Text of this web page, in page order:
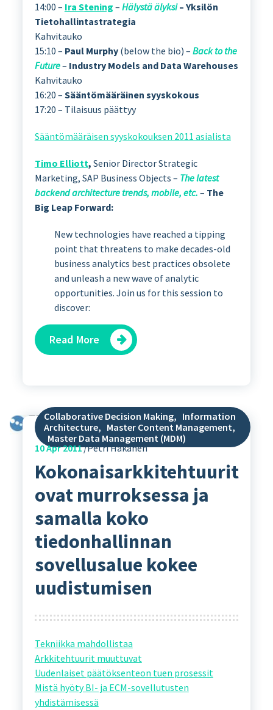
14:00 – Ira Stening – Hälystä älyksi– Yksilön
Tietohallintastrategia
Kahvitauko
15:10 – Paul Murphy(below the bio) – Back to the
Future– Industry Models and Data Warehouses
Kahvitauko
16:20 – Sääntömääräinen syyskokous
17:20 – Tilaisuus päättyy
Sääntömääräisen syyskokouksen 2011 asialista
Timo Elliott, Senior Director Strategic
Marketing, SAP Business Objects – The latest
backend architecture trends, mobile, etc. – The
Big Leap Forward:
New technologies have reached a tipping
point that threatens to make decades-old
business analytics best practices obsolete
and unleash a new wave of analytic
opportunities. Join us for this session to
discover:
Read More
Collaborative Decision Making, Information
Architecture, Master Content Management,
Master Data Management (MDM)
10Apr 2011 Petri Hakanen
Kokonaisarkkitehtuurit
ovat murroksessa ja
samalla koko
tiedonhallinnan
sovellusalue kokee
uudistumisen
Tekniikka mahdollistaa
Arkkitehtuurit muuttuvat
Uudenlaiset päätöksenteon tuen prosessit
Mistä hyöty BI- ja ECM-sovellutusten
yhdistämisessä